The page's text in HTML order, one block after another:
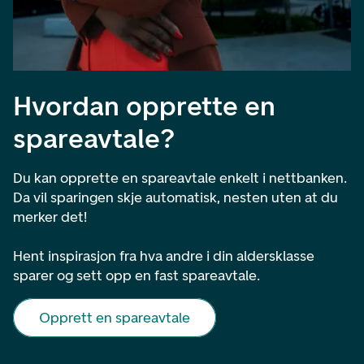
Hvordan opprette en
spareavtale?
Du kan opprette en spareavtale enkelt i nettbanken.
Da vil sparingen skje automatisk, nesten uten at du
merker det!​
Hent inspirasjon fra hva andre i din aldersklasse
sparer og sett opp en fast spareavtale.
Opprett en spareavtale